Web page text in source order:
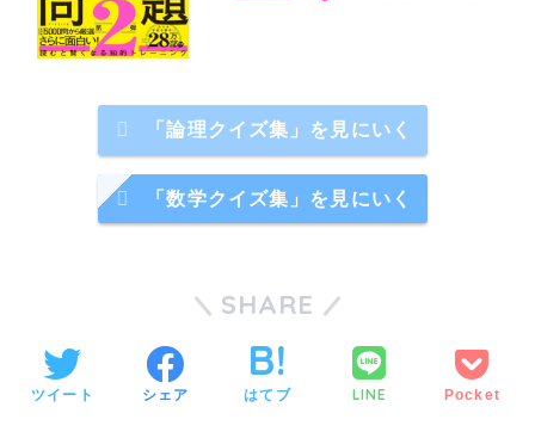
「論理クイズ集」を見にいく
「数学クイズ集」を見にいく
SHARE
ツイート シェア はてブ LINE Pocket